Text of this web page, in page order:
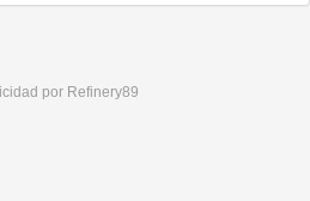
por Refinery89